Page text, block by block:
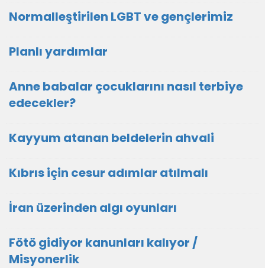
Normalleştirilen LGBT ve gençlerimiz
Planlı yardımlar
Anne babalar çocuklarını nasıl terbiye
edecekler?
Kayyum atanan beldelerin ahvali
Kıbrıs için cesur adımlar atılmalı
İran üzerinden algı oyunları
Fötö gidiyor kanunları kalıyor /
Misyonerlik